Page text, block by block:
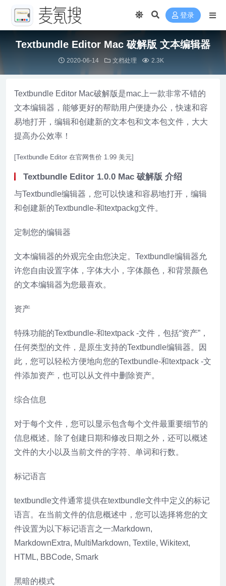
登录
Textbundle Editor Mac 破解版 文本编辑器
2020-06-14 文档处理 2.3K
Textbundle Editor Mac破解版是mac上一款非常不错的
文本编辑器，能够更好的帮助用户便捷办公，快速和容
易地打开，编辑和创建新的文本包和文本包文件，大大
提高办公效率！
[Textbundle Editor 在官网售价 1.99 美元]
Textbundle Editor 1.0.0 Mac 破解版 介绍
与Textbundle编辑器，您可以快速和容易地打开，编辑
和创建新的Textbundle-和textpackg文件。
定制您的编辑器
文本编辑器的外观完全由您决定。Textbundle编辑器允
许您自由设置字体，字体大小，字体颜色，和背景颜色
的文本编辑器为您最喜欢。
资产
特殊功能的Textbundle-和textpack -文件，包括“资产”，
任何类型的文件，是原生支持的Textbundle编辑器。因
此，您可以轻松方便地向您的Textbundle-和textpack -文
件添加资产，也可以从文件中删除资产。
综合信息
对于每个文件，您可以显示包含每个文件最重要细节的
信息概述。除了创建日期和修改日期之外，还可以概述
文件的大小以及当前文件的字符、单词和行数。
标记语言
textbundle文件通常提供在textbundle文件中定义的标记
语言。在当前文件的信息概述中，您可以选择将您的文
件设置为以下标记语言之一:Markdown,
MarkdownExtra, MultiMarkdown, Textile, Wikitext,
HTML, BBCode, Smark
黑暗的模式